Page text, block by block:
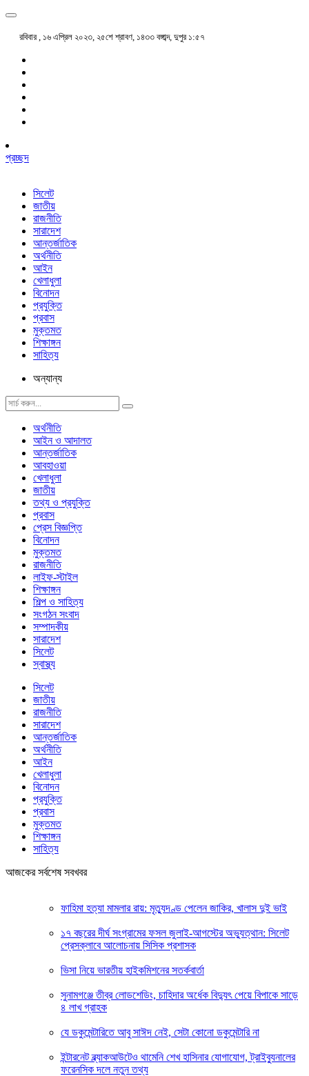
রবিবার , ১৬ এপ্রিল ২০২৩, ২৫শে শ্রাবণ, ১৪৩৩ বঙ্গাব্দ, দুপুর ১:৫৭
প্রচ্ছদ
সিলেট
জাতীয়
রাজনীতি
সারাদেশ
আন্তর্জাতিক
অর্থনীতি
আইন
খেলাধুলা
বিনোদন
প্রযুক্তি
প্রবাস
মুক্তমত
শিক্ষাঙ্গন
সাহিত্য
অন্যান্য
অর্থনীতি
আইন ও আদালত
আন্তর্জাতিক
আবহাওয়া
খেলাধুলা
জাতীয়
তথ্য ও প্রযুক্তি
প্রবাস
প্রেস বিজ্ঞপ্তি
বিনোদন
মুক্তমত
রাজনীতি
লাইফ-স্টাইল
শিক্ষাঙ্গন
শিল্প ও সাহিত্য
সংগঠন সংবাদ
সম্পাদকীয়
সারাদেশ
সিলেট
স্বাস্থ্য
সিলেট
জাতীয়
রাজনীতি
সারাদেশ
আন্তর্জাতিক
অর্থনীতি
আইন
খেলাধুলা
বিনোদন
প্রযুক্তি
প্রবাস
মুক্তমত
শিক্ষাঙ্গন
সাহিত্য
আজকের সর্বশেষ সবখবর
ফাহিমা হত্যা মামলার রায়: মৃত্যুদণ্ড পেলেন জাকির, খালাস দুই ভাই
১৭ বছরের দীর্ঘ সংগ্রামের ফসল জুলাই-আগস্টের অভ্যুত্থান: সিলেট
প্রেসক্লাবে আলোচনায় সিসিক প্রশাসক
ভিসা নিয়ে ভারতীয় হাইকমিশনের সতর্কবার্তা
সুনামগঞ্জে তীব্র লোডশেডিং, চাহিদার অর্ধেক বিদ্যুৎ পেয়ে বিপাকে সাড়ে
৪ লাখ গ্রাহক
যে ডকুমেন্টারিতে আবু সাঈদ নেই, সেটা কোনো ডকুমেন্টারি না
ইন্টারনেট ব্ল্যাকআউটেও থামেনি শেখ হাসিনার যোগাযোগ, ট্রাইব্যুনালের
ফরেনসিক দলে নতুন তথ্য